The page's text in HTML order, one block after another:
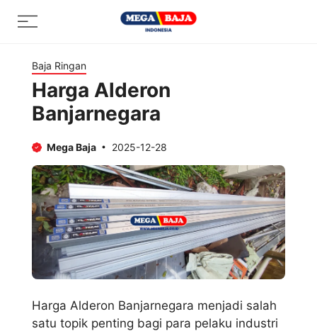
Menu
Baja Ringan
Harga Alderon
Banjarnegara
Mega Baja 2025-12-28
Harga Alderon Banjarnegara menjadi salah
satu topik penting bagi para pelaku industri